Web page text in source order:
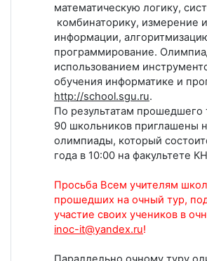
математическую логику,
комбинаторику, измерение
информации,
программирование.
использованием
обучения информатике и
http://school.sgu.ru.
По результатам
90 школьников приглашены
олимпиады, который
года в 10:00 на факультете
Просьба Всем учителям
прошедших на очный тур,
участие своих учеников в
inoc-it@yandex.ru!